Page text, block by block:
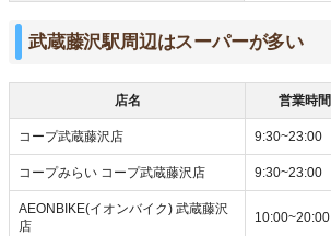
武蔵藤沢駅周辺はスーパーが多い
店名 営業時間
コープ武蔵藤沢店 9:30~23:00
コープみらい コープ武蔵藤沢店 9:30~23:00
AEONBIKE(イオンバイク) 武蔵藤沢
店
10:00~20:00